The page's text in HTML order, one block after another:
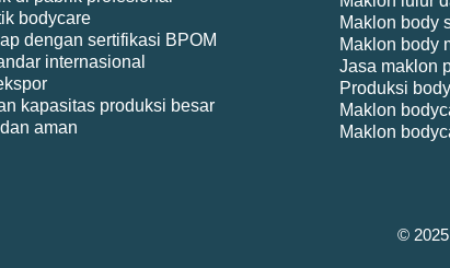
bodycare
dengan sertifikasi BPOM
internasional
kapasitas produksi besar
aman
Maklon body
Maklon body
Jasa maklon
Produksi
Maklon
Maklon
©